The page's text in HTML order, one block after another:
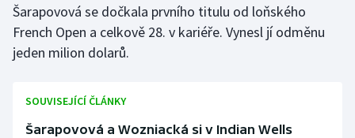
Krasobruslení
Lezení
Šarapovová se dočkala prvního titulu od loňského
French Open a celkově 28. v kariéře. Vynesl jí odměnu
jeden milion dolarů.
SOUVISEJÍCÍ ČLÁNKY
Šarapovová a Wozniacká si v Indian Wells